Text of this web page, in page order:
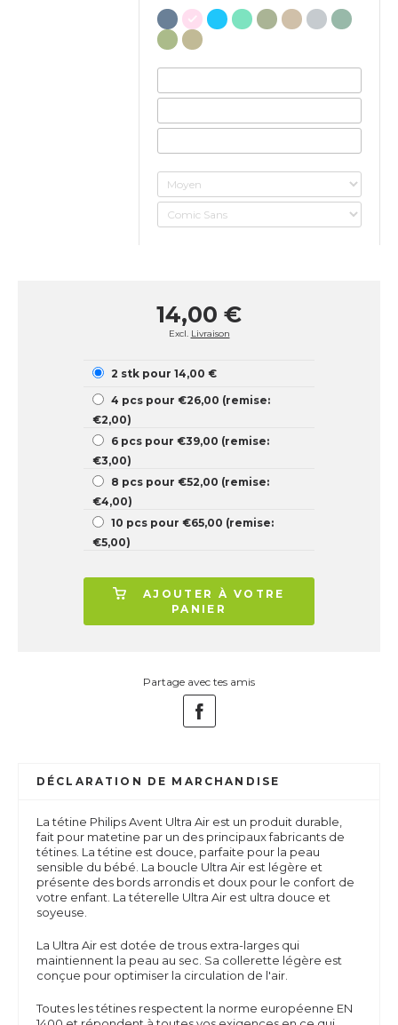
14,00 €
Excl. Livraison
2 stk pour 14,00 €
4 pcs pour €26,00 (remise:
€2,00)
6 pcs pour €39,00 (remise:
€3,00)
8 pcs pour €52,00 (remise:
€4,00)
10 pcs pour €65,00 (remise:
€5,00)
AJOUTER À VOTRE
PANIER
Partage avec tes amis
DÉCLARATION DE MARCHANDISE
La tétine Philips Avent Ultra Air est un produit durable,
fait pour matetine par un des principaux fabricants de
tétines. La tétine est douce, parfaite pour la peau
sensible du bébé. La boucle Ultra Air est légère et
présente des bords arrondis et doux pour le confort de
votre enfant. La téterelle Ultra Air est ultra douce et
soyeuse.
La Ultra Air est dotée de trous extra-larges qui
maintiennent la peau au sec. Sa collerette légère est
conçue pour optimiser la circulation de l'air.
Toutes les tétines respectent la norme européenne EN